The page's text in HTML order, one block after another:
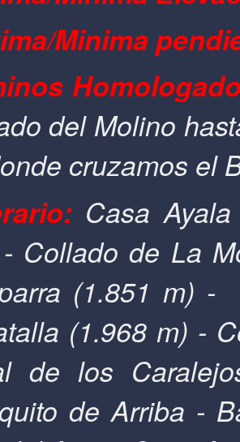
Minima
del Molino
cruzamos el
Casa Ayala
Collado de La
(1.851 m)
(1.968 m) -
de los
de Arriba -